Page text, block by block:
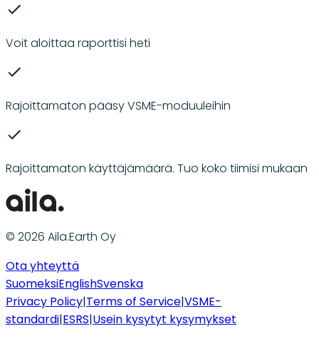
Voit aloittaa raporttisi heti
Rajoittamaton pääsy VSME-moduuleihin
Rajoittamaton käyttäjämäärä. Tuo koko tiimisi mukaan
© 2026 Aila.Earth Oy
Ota yhteyttä
SuomeksiEnglishSvenska
Privacy Policy|Terms of Service|VSME-
standardi|ESRS|Usein kysytyt kysymykset